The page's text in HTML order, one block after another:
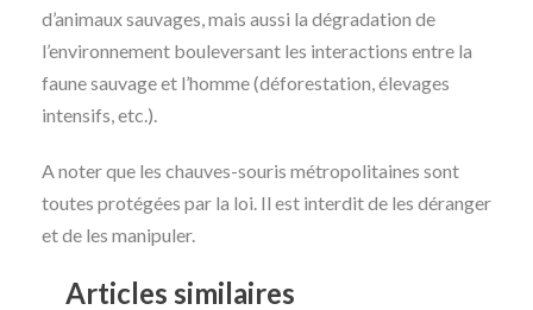
d’animaux sauvages, mais aussi la dégradation de
l’environnement bouleversant les interactions entre la
faune sauvage et l’homme (déforestation, élevages
intensifs, etc.).
A noter que les chauves-souris métropolitaines sont
toutes protégées par la loi. Il est interdit de les déranger
et de les manipuler.
Articles similaires